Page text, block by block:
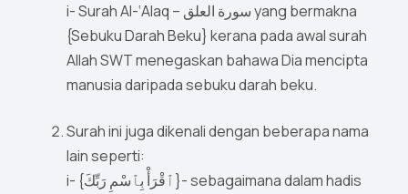
i- Surah Al-‘Alaq – سورة العلق yang bermakna
{Sebuku Darah Beku} kerana pada awal surah
Allah SWT menegaskan bahawa Dia mencipta
manusia daripada sebuku darah beku.
Surah ini juga dikenali dengan beberapa nama
lain seperti:
i- {ٱقْرَأْ بِٱسْمِ رَبِّكَ}- sebagaimana dalam hadis